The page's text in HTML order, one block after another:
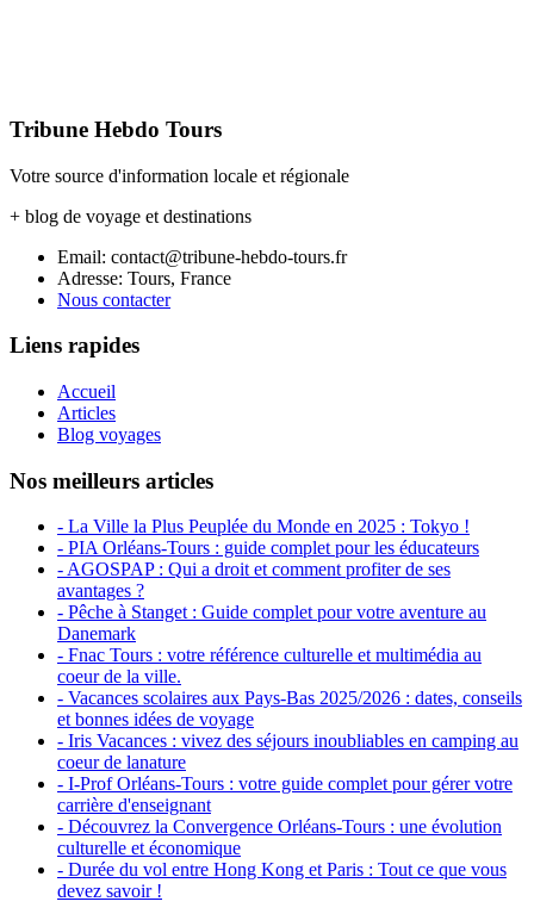
Tribune Hebdo Tours
Votre source d'information locale et régionale
+ blog de voyage et destinations
Email: contact@tribune-hebdo-tours.fr
Adresse: Tours, France
Nous contacter
Liens rapides
Accueil
Articles
Blog voyages
Nos meilleurs articles
- La Ville la Plus Peuplée du Monde en 2025 : Tokyo !
- PIA Orléans-Tours : guide complet pour les éducateurs
- AGOSPAP : Qui a droit et comment profiter de ses
avantages ?
- Pêche à Stanget : Guide complet pour votre aventure au
Danemark
- Fnac Tours : votre référence culturelle et multimédia au
coeur de la ville.
- Vacances scolaires aux Pays-Bas 2025/2026 : dates, conseils
et bonnes idées de voyage
- Iris Vacances : vivez des séjours inoubliables en camping au
coeur de lanature
- I-Prof Orléans-Tours : votre guide complet pour gérer votre
carrière d'enseignant
- Découvrez la Convergence Orléans-Tours : une évolution
culturelle et économique
- Durée du vol entre Hong Kong et Paris : Tout ce que vous
devez savoir !